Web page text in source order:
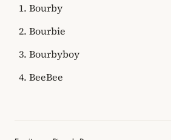
Bourby
Bourbie
Bourbyboy
BeeBee